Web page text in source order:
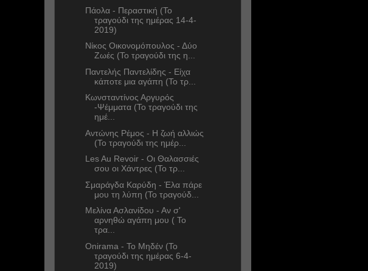
Πάολα - Περαστική (Το
τραγούδι της ημέρας 14-4-
2019)
Νίκος Οικονομόπουλος - Δύο
Ζωές (Το τραγούδι της η...
Παντελής Παντελίδης - Είχα
κάποτε μια αγάπη (Το τρ...
Κωνσταντίνος Αργυρός
-Ψέμματα (Το τραγούδι της
ημέ...
Αντώνης Ρέμος - Η ζωή αλλιώς
(Το τραγούδι της ημέρ...
Les Au Revoir - Οι Θαλασσιές
σου οι Χάντρες (Το τρ...
Σμαράγδα Καρύδη - Έλα πάρε
μου τη λύπη (Το τραγούδ...
Μελίνα Ασλανίδου - Αν σ'
αρνηθώ αγάπη μου ( Το
τρα...
Onirama - Το Μηδέν (Το
τραγούδι της ημέρας 6-4-
2019)